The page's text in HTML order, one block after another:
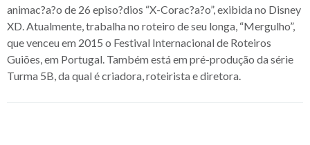
animac?a?o de 26 episo?dios “X-Corac?a?o”, exibida no Disney
XD. Atualmente, trabalha no roteiro de seu longa, “Mergulho”,
que venceu em 2015 o Festival Internacional de Roteiros
Guiões, em Portugal. Também está em pré-produção da série
Turma 5B, da qual é criadora, roteirista e diretora.